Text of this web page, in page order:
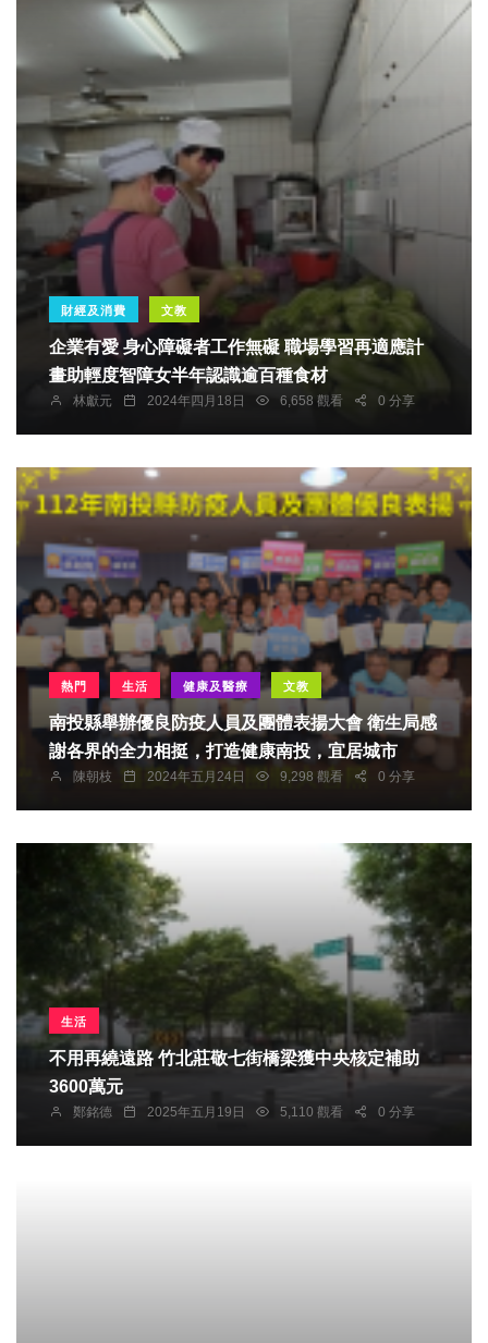
財經及消費 文教
企業有愛 身心障礙者工作無礙 職場學習再適應計
畫助輕度智障女半年認識逾百種食材
林獻元 2024年四月18日 6,658 觀看 0 分享
熱門 生活 健康及醫療 文教
南投縣舉辦優良防疫人員及團體表揚大會 衛生局感
謝各界的全力相挺，打造健康南投，宜居城市
陳朝枝 2024年五月24日 9,298 觀看 0 分享
生活
不用再繞遠路 竹北莊敬七街橋梁獲中央核定補助
3600萬元
鄭銘德 2025年五月19日 5,110 觀看 0 分享